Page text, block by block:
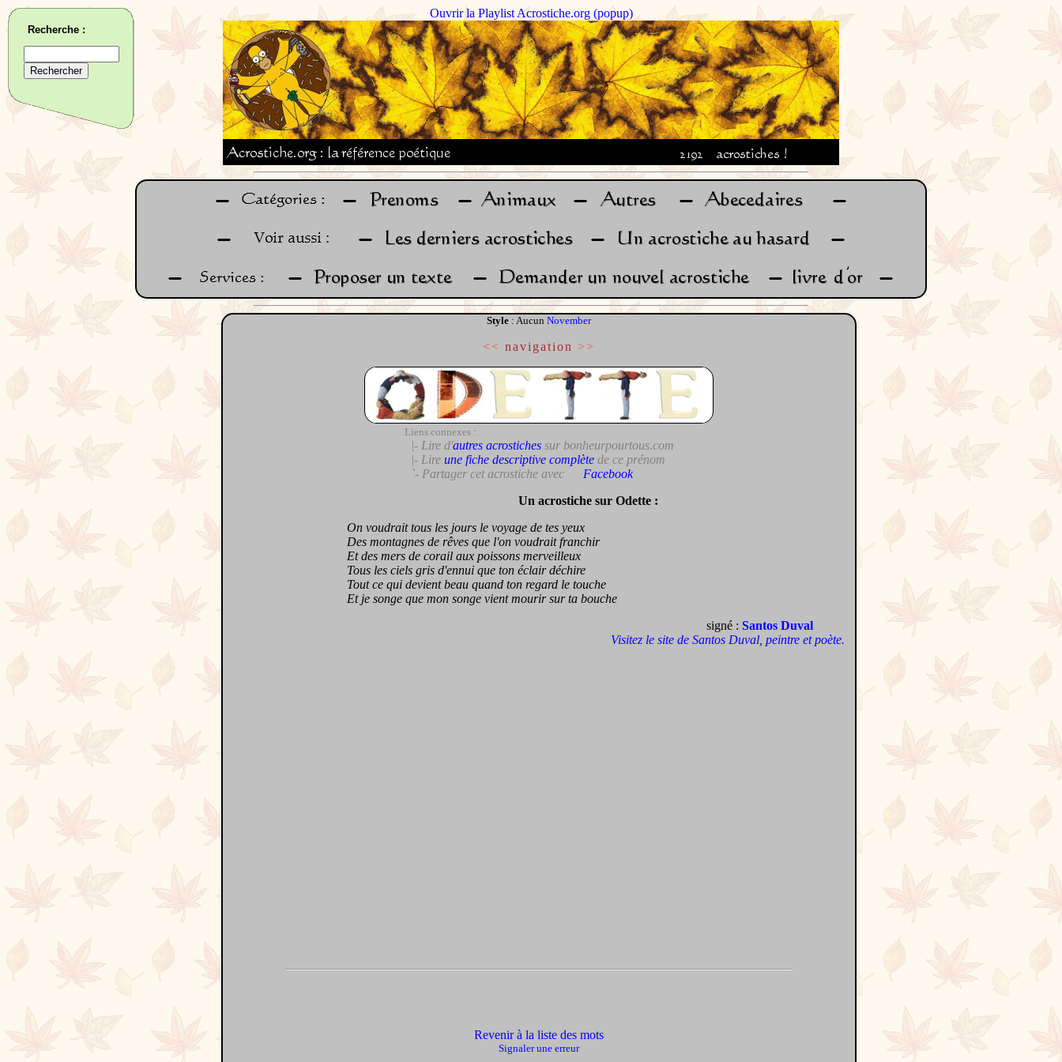
Ouvrir la Playlist Acrostiche.org (popup)
Style : Aucun November
<< navigation >>
Liens connexes :
|- Lire d'autres acrostichessur bonheurpourtous.com
|- Lire une fiche descriptive complètede ce prénom
`- Partager cet acrostiche avec
Facebook
Un acrostiche sur Odette :
On voudrait tous les jours le voyage de tes yeux
Des montagnes de rêves que l'on voudrait franchir
Et des mers de corail aux poissons merveilleux
Tous les ciels gris d'ennui que ton éclair déchire
Tout ce qui devient beau quand ton regard le touche
Et je songe que mon songe vient mourir sur ta bouche
signé : Santos Duval
Visitez le site de Santos Duval, peintre et poète.
Revenir à la liste des mots
Signaler une erreur
Recherche :